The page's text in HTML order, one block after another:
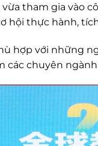
tham gia vào
hội thực hành,
hợp với những
các chuyên